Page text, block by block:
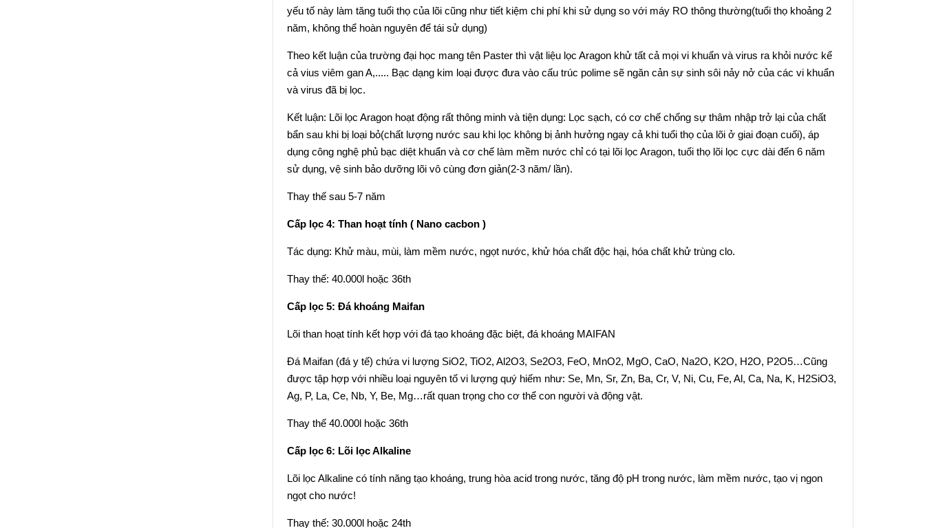
yếu tố này làm tăng tuổi thọ của lõi cũng như tiết kiệm chi phí khi sử dụng so với máy RO thông thường(tuổi thọ khoảng 2
năm, không thể hoàn nguyên để tái sử dụng)
Theo kết luận của trường đại học mang tên Paster thì vật liệu lọc Aragon khử tất cả mọi vi khuẩn và virus ra khỏi nước kể
cả vius viêm gan A,..... Bạc dạng kim loại được đưa vào cấu trúc polime sẽ ngăn cản sự sinh sôi nảy nở của các vi khuẩn
và virus đã bị lọc.
Kết luận: Lõi lọc Aragon hoạt động rất thông minh và tiện dụng: Lọc sạch, có cơ chế chống sự thâm nhập trở lại của chất
bẩn sau khi bị loại bỏ(chất lượng nước sau khi lọc không bị ảnh hưởng ngay cả khi tuổi thọ của lõi ở giai đoạn cuối), áp
dụng công nghệ phủ bạc diệt khuẩn và cơ chế làm mềm nước chỉ có tại lõi lọc Aragon, tuổi thọ lõi lọc cực dài đến 6 năm
sử dụng, vệ sinh bảo dưỡng lõi vô cùng đơn giản(2-3 năm/ lần).
Thay thế sau 5-7 năm
Cấp lọc 4: Than hoạt tính ( Nano cacbon )
Tác dụng: Khử màu, mùi, làm mềm nước, ngọt nước, khử hóa chất độc hại, hóa chất khử trùng clo.
Thay thế: 40.000l hoặc 36th
Cấp lọc 5: Đá khoáng Maifan
Lõi than hoạt tính kết hợp với đá tạo khoáng đặc biệt, đá khoáng MAIFAN
Đá Maifan (đá y tế) chứa vi lượng SiO2, TiO2, Al2O3, Se2O3, FeO, MnO2, MgO, CaO, Na2O, K2O, H2O, P2O5…Cũng
được tập hợp với nhiều loại nguyên tố vi lượng quý hiếm như: Se, Mn, Sr, Zn, Ba, Cr, V, Ni, Cu, Fe, Al, Ca, Na, K, H2SiO3,
Ag, P, La, Ce, Nb, Y, Be, Mg…rất quan trọng cho cơ thể con người và động vật.
Thay thế 40.000l hoặc 36th
Cấp lọc 6: Lõi lọc Alkaline
Lõi lọc Alkaline có tính năng tạo khoáng, trung hòa acid trong nước, tăng độ pH trong nước, làm mềm nước, tạo vị ngon
ngọt cho nước!
Thay thế: 30.000l hoặc 24th